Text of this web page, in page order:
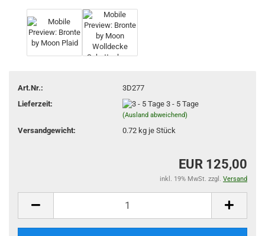
Art.Nr.:
3D277
Lieferzeit:
3 - 5 Tage
(Ausland abweichend)
Versandgewicht: 0.72kg je Stück
EUR 125,00
inkl. 19% MwSt. zzgl. Versand